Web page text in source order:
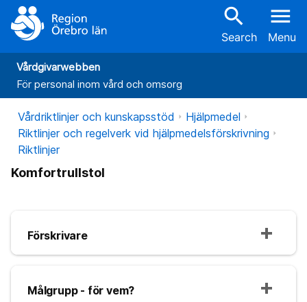
search
Search
menu
Menu
Vårdgivarwebben
För personal inom vård och omsorg
Vårdriktlinjer och kunskapsstöd
Hjälpmedel
Riktlinjer och regelverk vid hjälpmedelsförskrivning
Riktlinjer
Komfortrullstol
Förskrivare
Målgrupp - för vem?